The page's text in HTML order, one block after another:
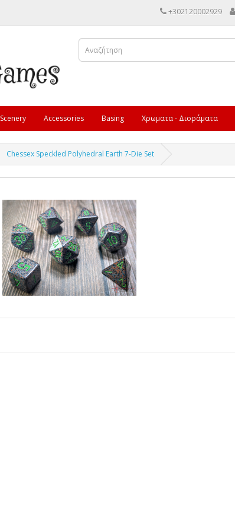
+302120002929
Scenery Accessories Basing Χρωματα - Διοράματα
Chessex Speckled Polyhedral Earth 7-Die Set